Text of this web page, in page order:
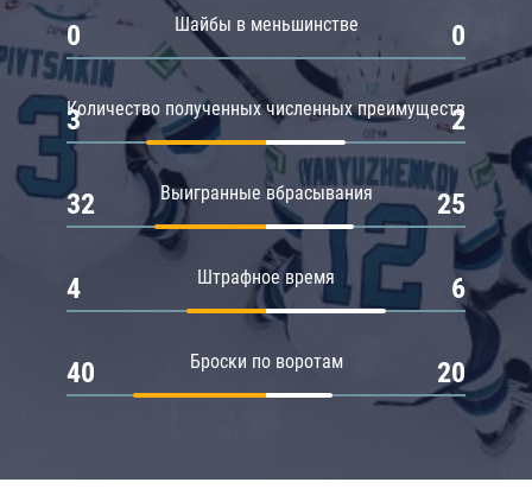
Шайбы в меньшинстве
0 0
Количество полученных численных преимуществ
3 2
Выигранные вбрасывания
32 25
Штрафное время
4 6
Броски по воротам
40 20